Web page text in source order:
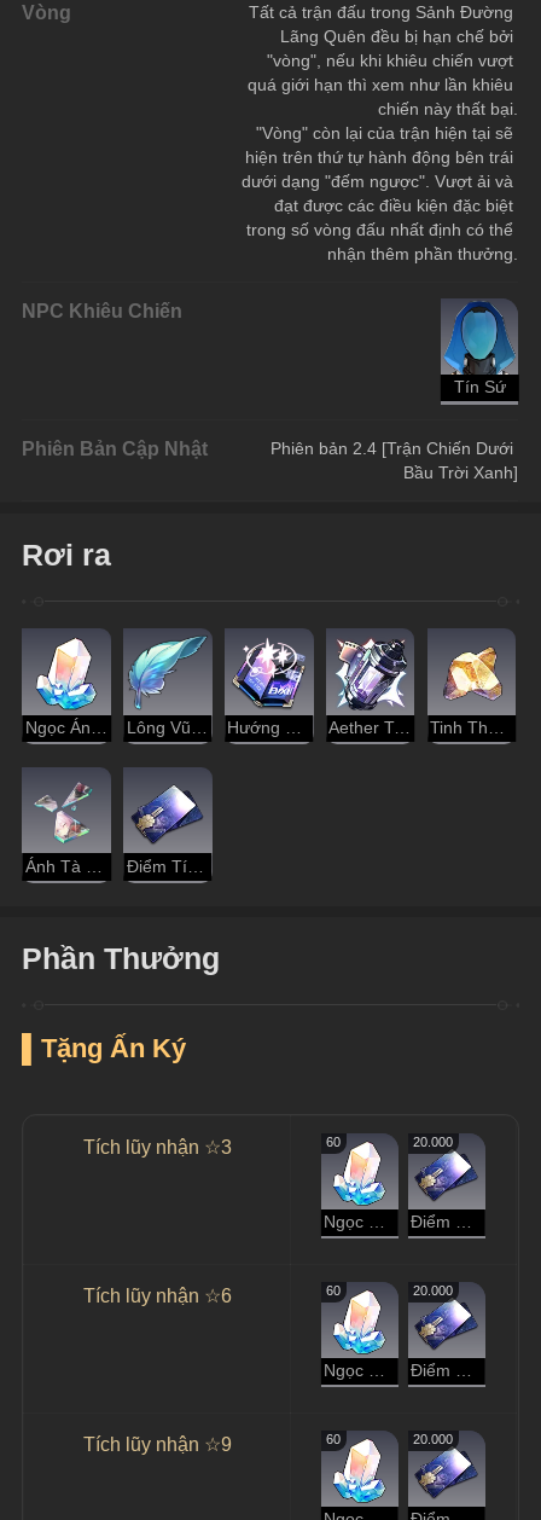
Vòng
Tất cả trận đấu trong Sảnh Đường
Lãng Quên đều bị hạn chế bởi
"vòng", nếu khi khiêu chiến vượt
quá giới hạn thì xem như lần khiêu
chiến này thất bại.
"Vòng" còn lại của trận hiện tại sẽ
hiện trên thứ tự hành động bên trái
dưới dạng "đếm ngược". Vượt ải và
đạt được các điều kiện đặc biệt
trong số vòng đấu nhất định có thể
nhận thêm phần thưởng.
NPC Khiêu Chiến
Tín Sứ
Phiên Bản Cập Nhật
Phiên bản 2.4 [Trận Chiến Dưới
Bầu Trời Xanh]
Rơi ra
Aether Tinh Luyện
Điểm Tín Dụng
Phần Thưởng
▌Tặng Ấn Ký
Tích lũy nhận ☆3 60 20.000
Tích lũy nhận ☆6 60 20.000
Tích lũy nhận ☆9 60 20.000